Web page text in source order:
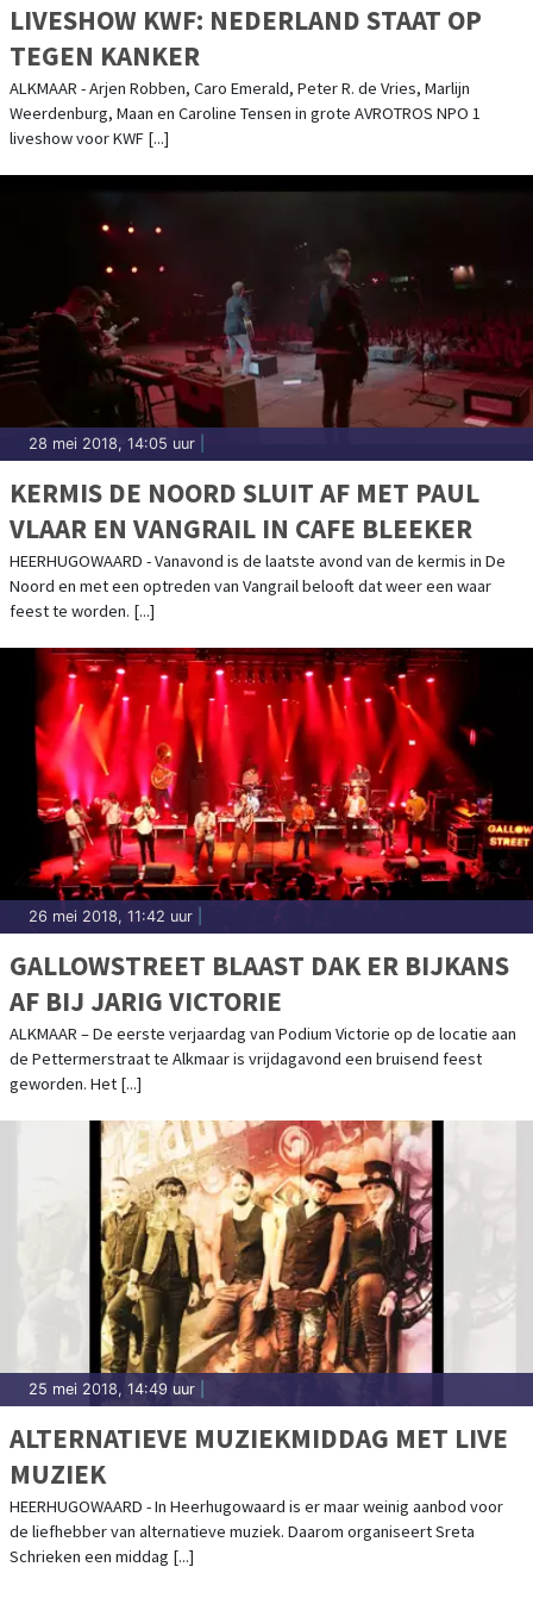
LIVESHOW KWF: NEDERLAND STAAT OP
TEGEN KANKER
ALKMAAR - Arjen Robben, Caro Emerald, Peter R. de Vries, Marlijn
Weerdenburg, Maan en Caroline Tensen in grote AVROTROS NPO 1
liveshow voor KWF [...]
28 mei 2018, 14:05 uur
KERMIS DE NOORD SLUIT AF MET PAUL
VLAAR EN VANGRAIL IN CAFE BLEEKER
HEERHUGOWAARD - Vanavond is de laatste avond van de kermis in De
Noord en met een optreden van Vangrail belooft dat weer een waar
feest te worden. [...]
26 mei 2018, 11:42 uur
GALLOWSTREET BLAAST DAK ER BIJKANS
AF BIJ JARIG VICTORIE
ALKMAAR – De eerste verjaardag van Podium Victorie op de locatie aan
de Pettermerstraat te Alkmaar is vrijdagavond een bruisend feest
geworden. Het [...]
25 mei 2018, 14:49 uur
ALTERNATIEVE MUZIEKMIDDAG MET LIVE
MUZIEK
HEERHUGOWAARD - In Heerhugowaard is er maar weinig aanbod voor
de liefhebber van alternatieve muziek. Daarom organiseert Sreta
Schrieken een middag [...]